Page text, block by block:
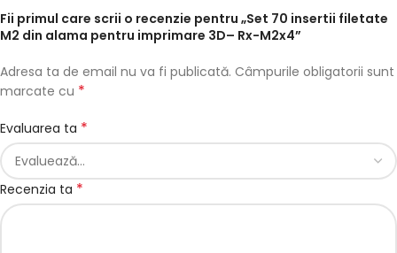
Fii primul care scrii o recenzie pentru „Set 70 insertii filetate
M2 din alama pentru imprimare 3D– Rx-M2x4”
Adresa ta de email nu va fi publicată. Câmpurile obligatorii sunt
marcate cu *
Evaluarea ta *
Recenzia ta *